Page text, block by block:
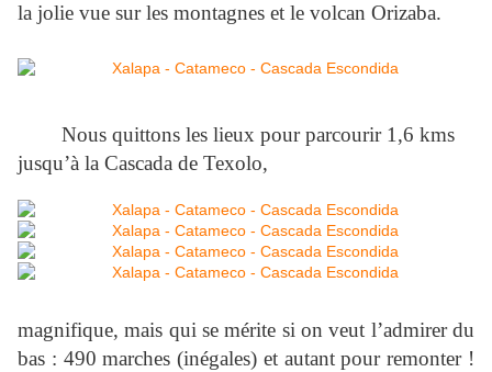
la jolie vue sur les montagnes et le volcan Orizaba.
Nous quittons les lieux pour parcourir 1,6 kms
jusqu’à la Cascada de Texolo,
magnifique, mais qui se mérite si on veut l’admirer du
bas : 490 marches (inégales) et autant pour remonter !